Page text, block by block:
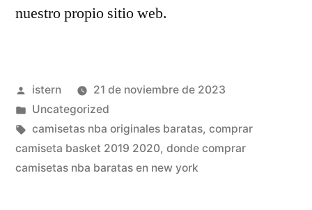
nuestro propio sitio web.
Publicado
por
istern
21 de noviembre de 2023
Publicado
en
Uncategorized
Etiquetas:
camisetas nba originales baratas, comprar
camiseta basket 2019 2020, donde comprar
camisetas nba baratas en new york